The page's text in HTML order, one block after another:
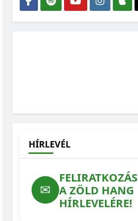
HÍRLEVÉL
✉
FELIRATKOZÁS
A ZÖLD HANG
HÍRLEVELÉRE!